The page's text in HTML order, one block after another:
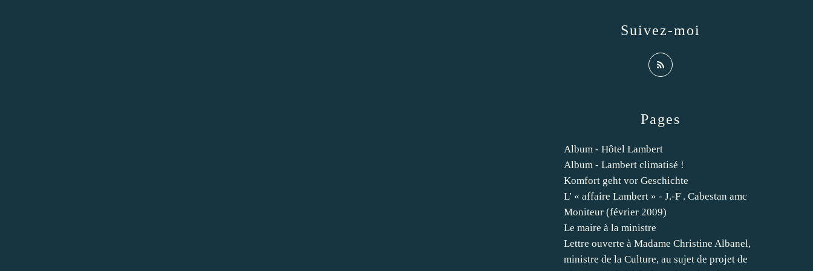
Pages
Album - Hôtel Lambert
Album - Lambert climatisé !
Komfort geht vor Geschichte
L’ « affaire Lambert » - J.-F . Cabestan amc
Moniteur (février 2009)
Le maire à la ministre
Lettre ouverte à Madame Christine Albanel,
ministre de la Culture, au sujet de projet de
Suivez-moi